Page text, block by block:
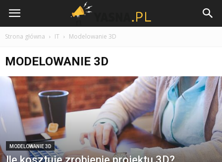
Yasna.pl
Strona główna IT Modelowanie 3D
MODELOWANIE 3D
MODELOWANIE 3D